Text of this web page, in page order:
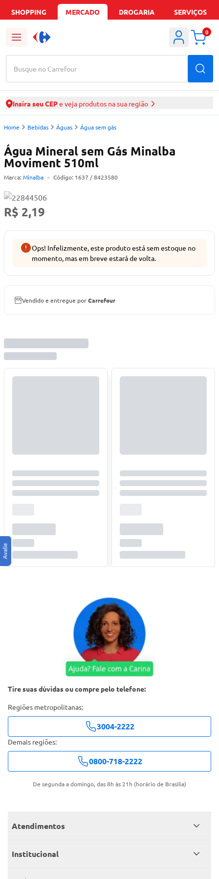
SHOPPING MERCADO DROGARIA SERVIÇOS
Busque no Carrefour
0
Insira seu CEPe veja produtos na sua região
Home Bebidas Águas Água sem gás
Água Mineral sem Gás Minalba
Moviment 510ml
Marca: Minalba - Código: 1637 / 8423580
R$ 2,19
Ops! Infelizmente, este produto está sem estoque no
momento, mas em breve estará de volta.
Vendido e entregue porCarrefour
Tire suas dúvidas ou compre pelo telefone:
Regiões metropolitanas:
3004-2222
Demais regiões:
0800-718-2222
De segunda a domingo, das 8h às 21h (horário de Brasília)
Atendimentos
Meus pedidos
Institucional